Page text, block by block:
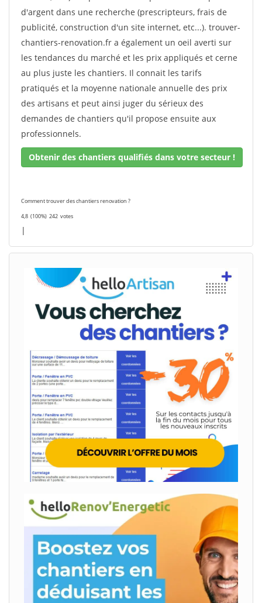
d'argent dans une recherche (prescripteurs, frais de
publicité, construction d'un site internet, etc...). trouver-
chantiers-renovation.fr a également un oeil averti sur
les tendances du marché et les prix appliqués et cerne
au plus juste les chantiers. Il connait les tarifs
pratiqués et la moyenne nationale annuelle des prix
des artisans et peut ainsi juger du sérieux des
demandes de chantiers qu'il propose ensuite aux
professionnels.
Obtenir des chantiers qualifiés dans votre secteur !
Comment trouver des chantiers renovation ?
4,8 (100%) 242 votes
|